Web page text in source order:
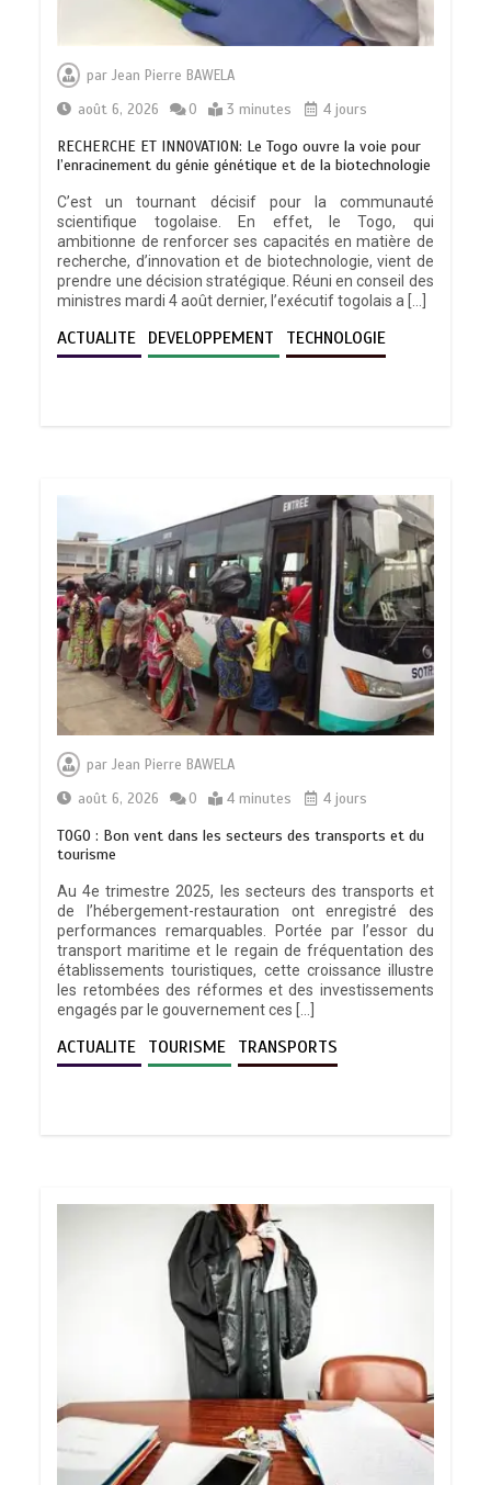
parJean Pierre BAWELA
août 6, 2026
0 3 minutes 4 jours
RECHERCHE ET INNOVATION: Le Togo ouvre la voie pour
l’enracinement du génie génétique et de la biotechnologie
C’est un tournant décisif pour la communauté
scientifique togolaise. En effet, le Togo, qui
ambitionne de renforcer ses capacités en matière de
recherche, d’innovation et de biotechnologie, vient de
prendre une décision stratégique. Réuni en conseil des
ministres mardi 4 août dernier, l’exécutif togolais a […]
ACTUALITE DEVELOPPEMENT TECHNOLOGIE
parJean Pierre BAWELA
août 6, 2026
0 4 minutes 4 jours
TOGO : Bon vent dans les secteurs des transports et du
tourisme
Au 4e trimestre 2025, les secteurs des transports et
de l’hébergement-restauration ont enregistré des
performances remarquables. Portée par l’essor du
transport maritime et le regain de fréquentation des
établissements touristiques, cette croissance illustre
les retombées des réformes et des investissements
engagés par le gouvernement ces […]
ACTUALITE TOURISME TRANSPORTS